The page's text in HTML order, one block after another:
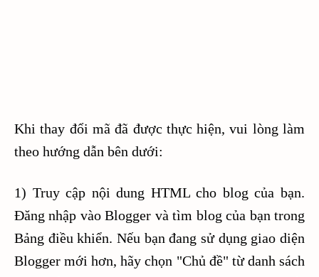
Khi thay đổi mã đã được thực hiện, vui lòng làm
theo hướng dẫn bên dưới:
1) Truy cập nội dung HTML cho blog của bạn.
Đăng nhập vào Blogger và tìm blog của bạn trong
Bảng điều khiển. Nếu bạn đang sử dụng giao diện
Blogger mới hơn, hãy chọn "Chủ đề" từ danh sách